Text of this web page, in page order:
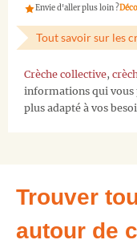
Envie d'aller plus loin ?
Tout savoir sur les
Crèche collective,
informations qui vous
plus adapté à vos
Trouver
autour de